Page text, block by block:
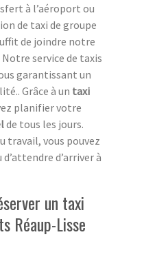
à l’aéroport ou
de taxi de groupe
de joindre notre
service de taxis
garantissant un
Grâce à un taxi
planifier votre
de tous les jours.
travail, vous pouvez
d’arriver à
un taxi
Réaup-Lisse